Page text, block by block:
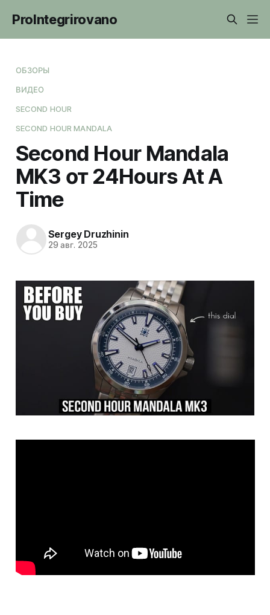
ProIntegrirovano
ОБЗОРЫ
ВИДЕО
SECOND HOUR
SECOND HOUR MANDALA
Second Hour Mandala
MK3 от 24Hours At A
Time
Sergey Druzhinin
29 авг. 2025